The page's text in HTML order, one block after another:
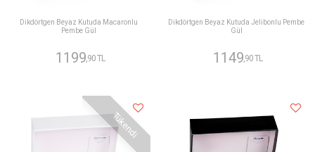
Dikdörtgen Beyaz Kutuda Macaronlu
Pembe Gül
1199,90 TL
Dikdörtgen Beyaz Kutuda Jelibonlu Pembe
Gül
1149,90 TL
Tükendi